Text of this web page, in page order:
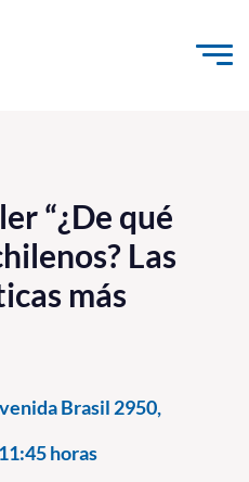
“¿De qué
Las
más
Brasil 2950,
11:45 horas